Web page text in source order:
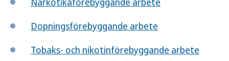
Dopningsförebyggande arbete
Tobaks- och nikotinförebyggande arbete